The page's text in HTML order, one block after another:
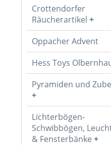
Crottendorfer
Räucherartikel
Oppacher Advent
Hess Toys
Pyramiden und
Lichterbögen-
Schwibbögen,
& Fensterbänke